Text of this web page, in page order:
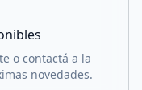
o contactá a la
novedades.